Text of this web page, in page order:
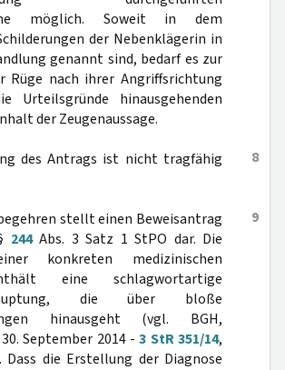
möglich. Soweit in dem
der Nebenklägerin in
genannt sind, bedarf es zur
Rüge nach ihrer Angriffsrichtung
Urteilsgründe hinausgehenden
der Zeugenaussage.
8
des Antrags ist nicht tragfähig
9
stellt einen Beweisantrag
244Abs. 3 Satz 1 StPO dar. Die
konkreten medizinischen
eine schlagwortartige
die über bloße
hinausgeht (vgl. BGH,
September 2014 -3 StR 351/14,
Dass die Erstellung der Diagnose